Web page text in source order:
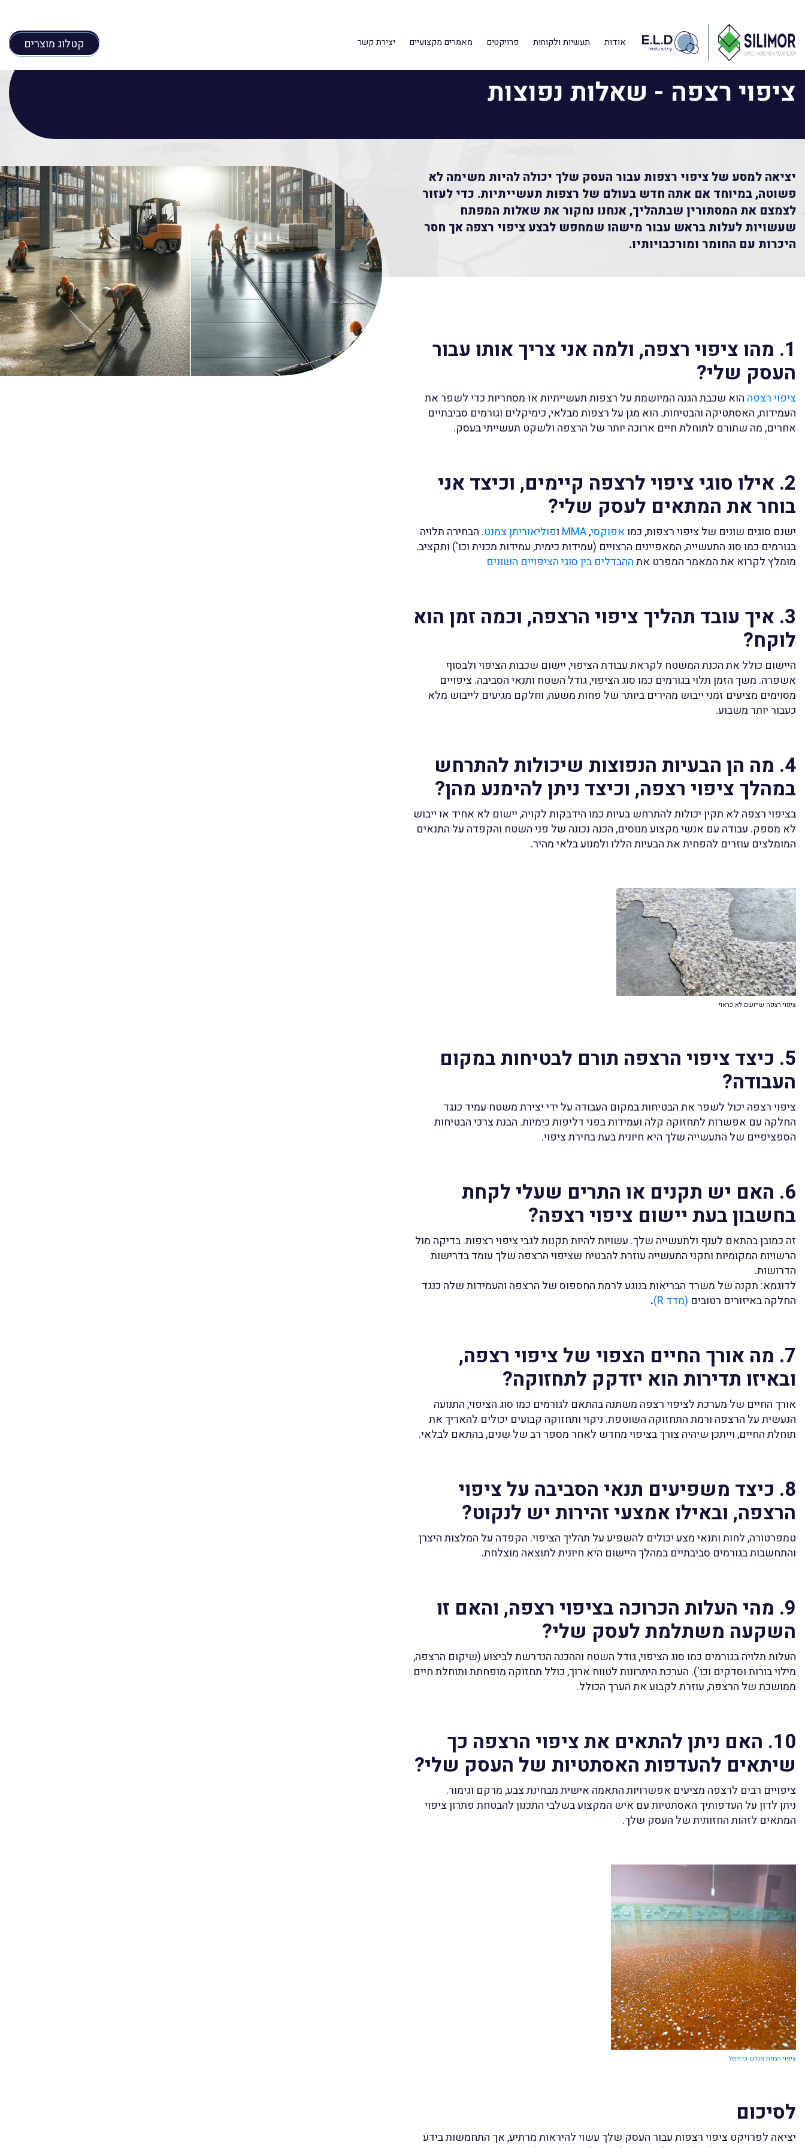
אודות תעשיות ולקוחות פרויקטים מאמרים מקצועיים יצירת קשר קטלוג מוצרים
דף הבית »מאמרים מקצועיים»
ציפוי רצפה - שאלות נפוצות
יציאה למסע של ציפוי רצפות עבור העסק שלך יכולה להיות משימה לא
פשוטה, במיוחד אם אתה חדש בעולם של רצפות תעשייתיות. כדי לעזור
לצמצם את המסתורין שבתהליך, אנחנו נחקור את שאלות המפתח
שעשויות לעלות בראש עבור מישהו שמחפש לבצע ציפוי רצפה אך חסר
היכרות עם החומר ומורכבויותיו.
1. מהו ציפוי רצפה, ולמה אני צריך אותו עבור
העסק שלי?
ציפוי רצפה הוא שכבת הגנה המיושמת על רצפות תעשייתיות או מסחריות כדי לשפר את
העמידות, האסתטיקה והבטיחות. הוא מגן על רצפות מבלאי, כימיקלים וגורמים סביבתיים
אחרים, מה שתורם לתוחלת חיים ארוכה יותר של הרצפה ולשקט תעשייתי בעסק.
2. אילו סוגי ציפוי לרצפה קיימים, וכיצד אני
בוחר את המתאים לעסק שלי?
ישנם סוגים שונים של ציפוי רצפות, כמואפוקסי,
MMA ופוליאוריתן צמנט. הבחירה תלויה
בגורמים כמו סוג התעשייה, המאפיינים הרצויים (עמידות כימית, עמידות מכנית וכו') ותקציב.
מומלץ לקרוא את המאמר המפרט אתההבדלים בין סוגי הציפויים השונים
3. איך עובד תהליך ציפוי הרצפה, וכמה זמן הוא
לוקח?
היישום כולל את הכנת המשטח לקראת עבודת הציפוי, יישום שכבות הציפוי ולבסוף
אשפרה. משך הזמן תלוי בגורמים כמו סוג הציפוי, גודל השטח ותנאי הסביבה. ציפויים
מסוימים מציעים זמני ייבוש מהירים ביותר של פחות משעה, וחלקם מגיעים לייבוש מלא
כעבור יותר משבוע.
4. מה הן הבעיות הנפוצות שיכולות להתרחש
במהלך ציפוי רצפה, וכיצד ניתן להימנע מהן?
בציפוי רצפה לא תקין יכולות להתרחש בעיות כמו הידבקות לקויה, יישום לא אחיד או ייבוש
לא מספק. עבודה עם אנשי מקצוע מנוסים, הכנה נכונה של פני השטח והקפדה על התנאים
המומלצים עוזרים להפחית את הבעיות הללו ולמנוע בלאי מהיר.
ציפוי רצפה שייושם לא כראוי
5. כיצד ציפוי הרצפה תורם לבטיחות במקום
העבודה?
ציפוי רצפה יכול לשפר את הבטיחות במקום העבודה על ידי יצירת משטח עמיד כנגד
החלקה עם אפשרות לתחזוקה קלה ועמידות בפני דליפות כימיות. הבנת צרכי הבטיחות
הספציפיים של התעשייה שלך היא חיונית בעת בחירת ציפוי.
6. האם יש תקנים או התרים שעלי לקחת
בחשבון בעת יישום ציפוי רצפה?
זה כמובן בהתאם לענף ולתעשייה שלך. עשויות להיות תקנות לגבי ציפוי רצפות. בדיקה מול
הרשויות המקומיות ותקני התעשייה עוזרת להבטיח שציפוי הרצפה שלך עומד בדרישות
הדרושות.
לדוגמא: תקנה של משרד הבריאות בנוגע לרמת החספוס של הרצפה והעמידות שלה כנגד
החלקה באיזורים רטובים (מדד R) .
7. מה אורך החיים הצפוי של ציפוי רצפה,
ובאיזו תדירות הוא יזדקק לתחזוקה?
אורך החיים של מערכת לציפוי רצפה משתנה בהתאם לגורמים כמו סוג הציפוי, התנועה
הנעשית על הרצפה ורמת התחזוקה השוטפת. ניקוי ותחזוקה קבועים יכולים להאריך את
תוחלת החיים, וייתכן שיהיה צורך בציפוי מחדש לאחר מספר רב של שנים, בהתאם לבלאי.
8. כיצד משפיעים תנאי הסביבה על ציפוי
הרצפה, ובאילו אמצעי זהירות יש לנקוט?
טמפרטורה, לחות ותנאי מצע יכולים להשפיע על תהליך הציפוי. הקפדה על המלצות היצרן
והתחשבות בגורמים סביבתיים במהלך היישום היא חיונית לתוצאה מוצלחת.
9. מהי העלות הכרוכה בציפוי רצפה, והאם זו
השקעה משתלמת לעסק שלי?
העלות תלויה בגורמים כמו סוג הציפוי, גודל השטח וההכנה הנדרשת לביצוע (שיקום הרצפה,
מילוי בורות וסדקים וכו'). הערכת היתרונות לטווח ארוך, כולל תחזוקה מופחתת ותוחלת חיים
ממושכת של הרצפה, עוזרת לקבוע את הערך הכולל.
10. האם ניתן להתאים את ציפוי הרצפה כך
שיתאים להעדפות האסתטיות של העסק שלי?
ציפויים רבים לרצפה מציעים אפשרויות התאמה אישית מבחינת צבע, מרקם וגימור.
ניתן לדון על העדפותיך האסתטיות עם איש המקצוע בשלבי התכנון להבטחת פתרון ציפוי
המתאים לזהות החזותית של העסק שלך.
ציפוי רצפת מגרש כדורסל
לסיכום
יציאה לפרויקט ציפוי רצפות עבור העסק שלך עשוי להיראות מרתיע, אך התחמשות בידע